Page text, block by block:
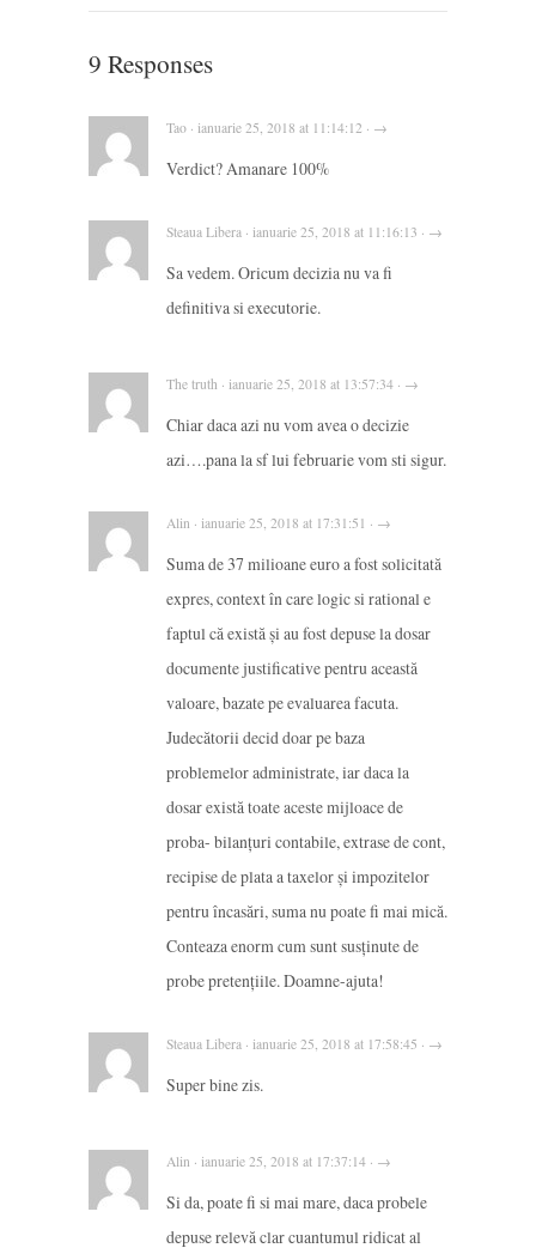
9 Responses
Tao · ianuarie 25, 2018 at 11:14:12 · →
Verdict? Amanare 100%
Steaua Libera · ianuarie 25, 2018 at 11:16:13 · →
Sa vedem. Oricum decizia nu va fi
definitiva si executorie.
The truth · ianuarie 25, 2018 at 13:57:34 · →
Chiar daca azi nu vom avea o decizie
azi….pana la sf lui februarie vom sti sigur.
Alin · ianuarie 25, 2018 at 17:31:51 · →
Suma de 37 milioane euro a fost solicitată
expres, context în care logic si rational e
faptul că există și au fost depuse la dosar
documente justificative pentru această
valoare, bazate pe evaluarea facuta.
Judecătorii decid doar pe baza
problemelor administrate, iar daca la
dosar există toate aceste mijloace de
proba- bilanțuri contabile, extrase de cont,
recipise de plata a taxelor și impozitelor
pentru încasări, suma nu poate fi mai mică.
Conteaza enorm cum sunt susținute de
probe pretențiile. Doamne-ajuta!
Steaua Libera · ianuarie 25, 2018 at 17:58:45 · →
Super bine zis.
Alin · ianuarie 25, 2018 at 17:37:14 · →
Si da, poate fi si mai mare, daca probele
depuse relevă clar cuantumul ridicat al